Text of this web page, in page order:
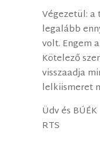
Végezetül: a
legalább
volt. Engem
Kötelező
visszaadja
lelkiismeret
Üdv és BÚÉK
RTS